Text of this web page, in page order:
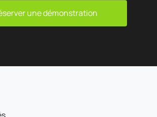
une démonstration